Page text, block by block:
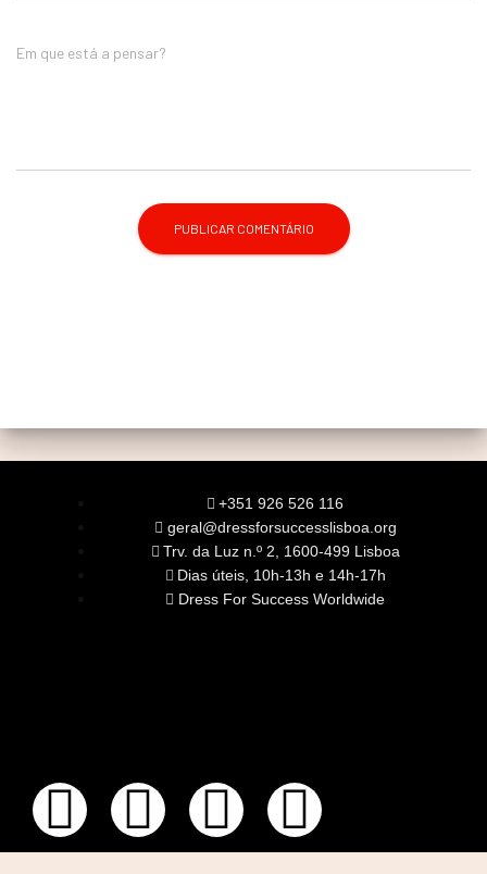
Em que está a pensar?
+351 926 526 116
geral@dressforsuccesslisboa.org
Trv. da Luz n.º 2, 1600-499 Lisboa
Dias úteis, 10h-13h e 14h-17h
Dress For Success Worldwide